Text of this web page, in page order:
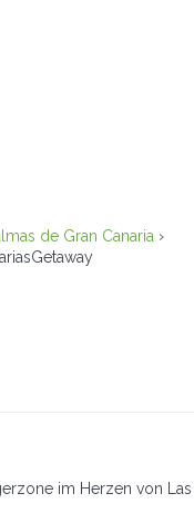
de Gran Canaria ›
im Herzen von Las